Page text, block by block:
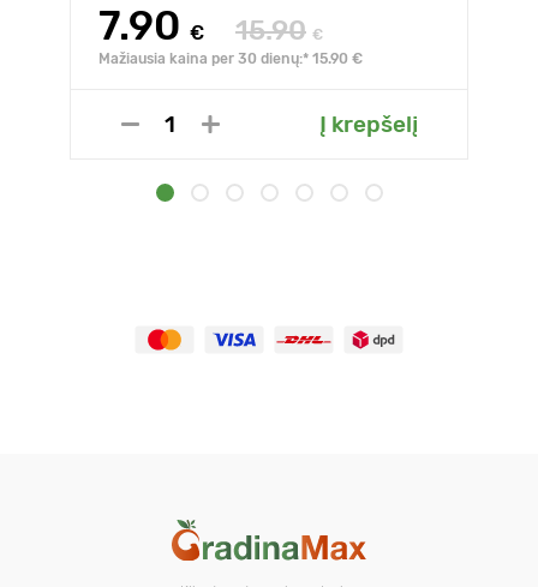
7.90 € 15.90 €
Mažiausia kaina per 30 dienų:* 15.90 €
Į krepšelį